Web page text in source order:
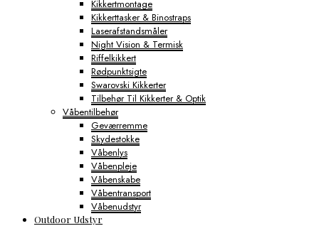
Kikkertmontage
Kikkerttasker & Binostraps
Laserafstandsmåler
Night Vision & Termisk
Riffelkikkert
Rødpunktsigte
Swarovski Kikkerter
Tilbehør Til Kikkerter & Optik
Våbentilbehør
Geværremme
Skydestokke
Våbenlys
Våbenpleje
Våbenskabe
Våbentransport
Våbenudstyr
Outdoor Udstyr